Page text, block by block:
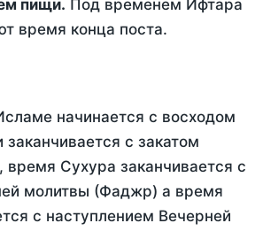
пищи. Под временем Ифтара
время конца поста.
начинается с восходом
заканчивается с закатом
время Сухура заканчивается с
молитвы (Фаджр) а время
с наступлением Вечерней